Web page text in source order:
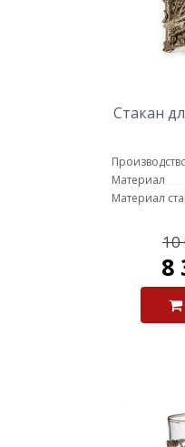
Стакан
Материал
Материал
10
8